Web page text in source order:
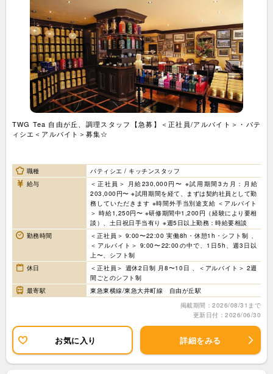
TWG Tea 自由が丘、調理スタッフ【急募】＜正社員/アルバイト＞・パテ
ィシエ＜アルバイト＞募集☆
職種
パティシエ / キッチンスタッフ
給与
＜正社員＞ 月給230,000円〜 ※試用期間3カ月：月給
203,000円〜 ※試用期間を経て、まずは契約社員として勤
務していただきます ※時間外手当別途支給 ＜アルバイト
＞ 時給1,250円〜 ※研修期間中1,200円（経験により要相
談）、土日祝日手当有り ※週5日以上勤務：時給要相談
勤務時間
＜正社員＞ 9:00〜22:00 実働8h・休憩1h・シフト制 、
＜アルバイト＞ 9:00〜22:00の中で、1日5h、週3日以
上〜、シフト制
休日
＜正社員＞ 週休2日制 月8〜10日 、＜アルバイト＞ 2週
間ごとのシフト制
最寄駅
東急東横線/東急大井町線 自由が丘駅
掲載期間：2026/08/31まで
更新日付：2026/06/30
お気に入り 詳細をみる